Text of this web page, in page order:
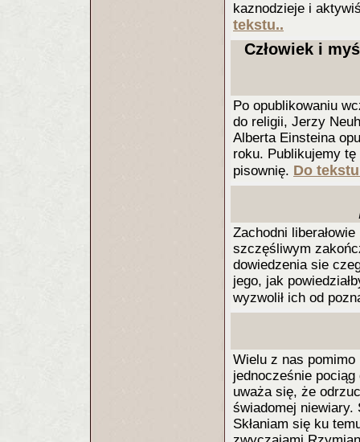
kaznodzieje i
tekstu..
Człowiek i
Po opublikowaniu
do religii, Jerzy
Alberta Einsteina
roku. Publikujemy
pisownię. Do
Zachodni
szczęśliwym
dowiedzenia sie
jego, jak
wyzwolił ich od
Wielu z nas
jednocześnie
uważa się, że
świadomej niewiary.
Skłaniam się ku